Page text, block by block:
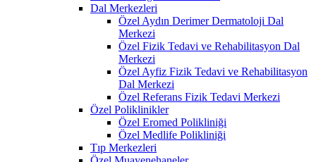
Dal Merkezleri
Özel Aydın Derimer Dermatoloji Dal
Merkezi
Özel Fizik Tedavi ve Rehabilitasyon Dal
Merkezi
Özel Ayfiz Fizik Tedavi ve Rehabilitasyon
Dal Merkezi
Özel Referans Fizik Tedavi Merkezi
Özel Poliklinikler
Özel Eromed Polikliniği
Özel Medlife Polikliniği
Tıp Merkezleri